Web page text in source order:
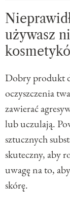
używasz
Dobry produkt
oczyszczenia
zawierać
lub uczulają.
sztucznych
skuteczny, aby
uwagę na to,
skórę.